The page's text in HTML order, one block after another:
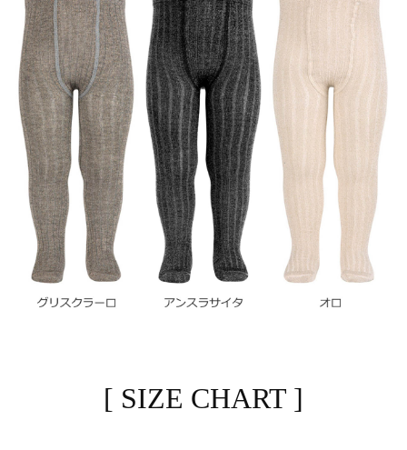
[ SIZE CHART ]